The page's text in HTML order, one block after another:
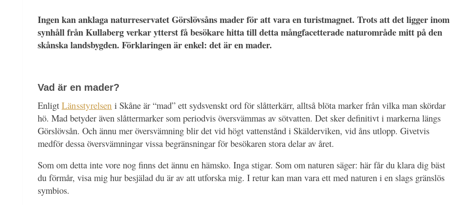
Ingen kan anklaga naturreservatet Görslövsåns mader för att vara en turistmagnet. Trots att det ligger inom
synhåll från Kullaberg verkar ytterst få besökare hitta till detta mångfacetterade naturområde mitt på den
skånska landsbygden. Förklaringen är enkel: det är en mader.
Vad är en mader?
Enligt Länsstyrelsen i Skåne är “mad” ett sydsvenskt ord för slåtterkärr, alltså blöta marker från vilka man skördar
hö. Mad betyder även slåttermarker som periodvis översvämmas av sötvatten. Det sker definitivt i markerna längs
Görslövsån. Och ännu mer översvämning blir det vid högt vattenstånd i Skälderviken, vid åns utlopp. Givetvis
medför dessa översvämningar vissa begränsningar för besökaren stora delar av året.
Som om detta inte vore nog finns det ännu en hämsko. Inga stigar. Som om naturen säger: här får du klara dig bäst
du förmår, visa mig hur besjälad du är av att utforska mig. I retur kan man vara ett med naturen i en slags gränslös
symbios.